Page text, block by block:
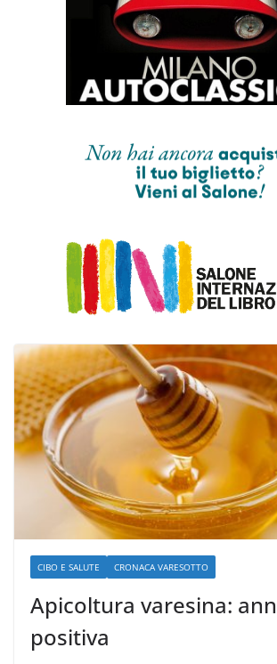
CIBO E SALUTE CRONACA VARESOTTO
Apicoltura varesina:
positiva